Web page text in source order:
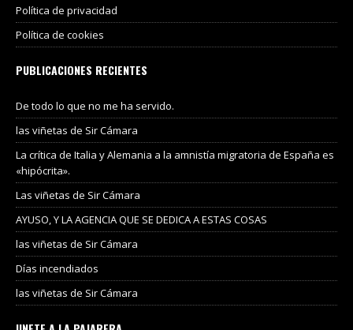
Política de privacidad
Política de cookies
PUBLICACIONES RECIENTES
De todo lo que no me ha servido.
las viñetas de Sir Cámara
La crítica de Italia y Alemania a la amnistía migratoria de España es
«hipócrita».
Las viñetas de Sir Cámara
AYUSO, Y LA AGENCIA QUE SE DEDICA A ESTAS COSAS
las viñetas de Sir Cámara
Días incendiados
las viñetas de Sir Cámara